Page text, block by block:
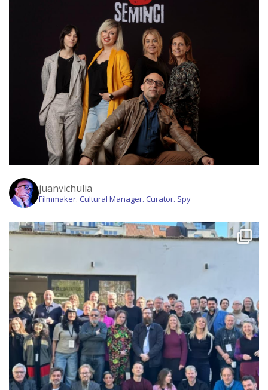
juanvichulia
Filmmaker. Cultural Manager. Curator. Spy